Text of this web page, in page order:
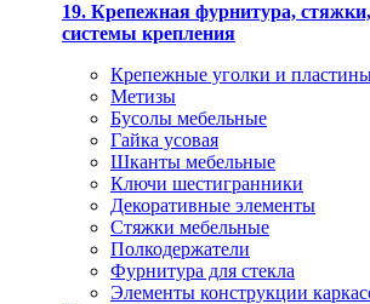
19. Крепежная фурнитура, стяжки,
системы крепления
Крепежные уголки и
Метизы
Бусолы мебельные
Гайка усовая
Шканты мебельные
Ключи шестигранники
Декоративные элементы
Стяжки мебельные
Полкодержатели
Фурнитура для стекла
Элементы конструкции